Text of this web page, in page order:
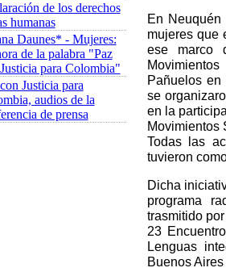
de los derechos
humanas
Daunes* - Mujeres:
de la palabra "Paz
para Colombia"
Justicia para
audios de la
de prensa
En
mujeres que
ese marco
Pañuelos
se
en la
Movimientos
Todas las
tuvieron
Dicha
programa
trasmitido
23
Lenguas
Buenos